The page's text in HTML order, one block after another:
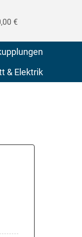
€
& Elektrik